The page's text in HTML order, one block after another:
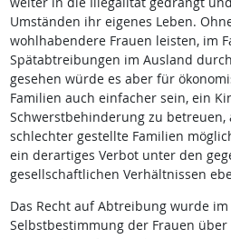
Umständen ihr eigenes Leben.
wohlhabendere Frauen leisten, im
Spätabtreibungen im Ausland
gesehen würde es aber für
Familien auch einfacher sein, ein
Schwerstbehinderung zu betreuen,
schlechter gestellte Familien
ein derartiges Verbot unter den
gesellschaftlichen Verhältnissen
Das Recht auf Abtreibung wurde
Selbstbestimmung der Frauen